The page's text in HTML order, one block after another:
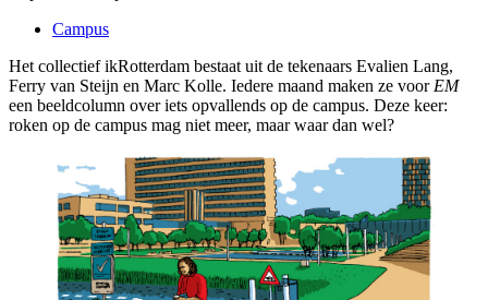
Campus
Het collectief ikRotterdam bestaat uit de tekenaars Evalien Lang,
Ferry van Steijn en Marc Kolle. Iedere maand maken ze voor EM
een beeldcolumn over iets opvallends op de campus. Deze keer:
roken op de campus mag niet meer, maar waar dan wel?